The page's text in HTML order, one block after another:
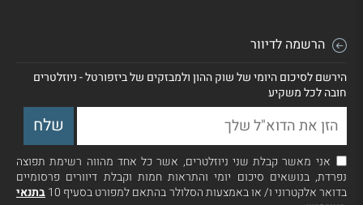
הרשמה לדיוור
הירשם לסיכום היומי של שוק ההון ולמבזקים של ביזפורטל - ניוזלטרים
חובה לכל משקיע
אני מאשר קבלת שני ניוזלטרים, אשר כל אחד מהווה רשימת תפוצה
נפרדת, בנושאים סיכום יומי והתראות חמות וקבלת דיוורים פרסומיים
בדואר אלקטרוני ו/ או באמצעות הסלולר בהתאם למפורט בסעיף 10
בתנאי